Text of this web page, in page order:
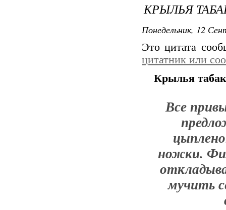
КРЫЛЬЯ
Понедельник, 12
Это цитата
цитатник или
Крылья
Все
ножки.
мучить